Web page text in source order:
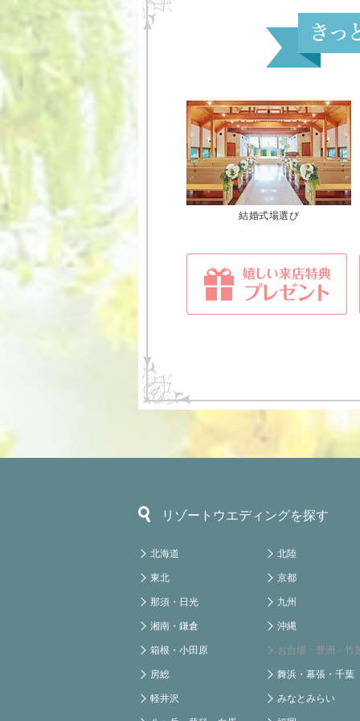
結婚式場選び
リゾートウエディングを探す
北海道
東北
那須・日光
湘南・鎌倉
箱根・小田原
房総
軽井沢
北陸
京都
九州
沖縄
お台場・豊洲・竹
舞浜・幕張・千葉
みなとみらい